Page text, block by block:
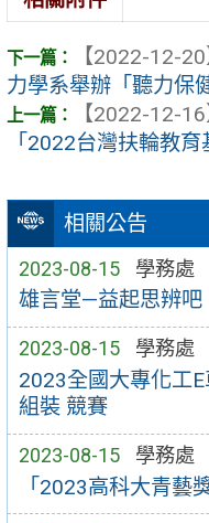
相關公告
2023-08-15 學務處
雄言堂—益起思辨吧
2023-08-15 學務處
2023全國大專化工
組裝 競賽
2023-08-15 學務處
「2023高科大青藝
【2022-12-20
力學系舉辦「聽力保
【2022-12-16
「2022台灣扶輪教